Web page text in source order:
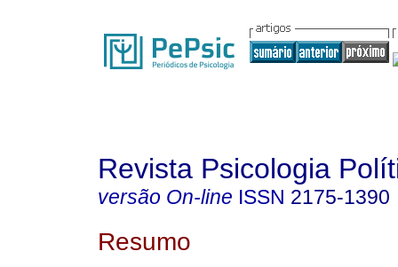
Revista Psicologia
versão On-line ISSN 2175-1390
Resumo